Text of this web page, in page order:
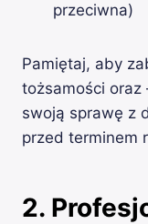
przeciwna)
Pamiętaj, aby
tożsamości oraz
swoją sprawę z
przed terminem
2.